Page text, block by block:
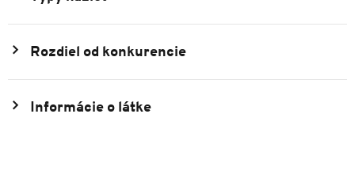
Rozdiel od konkurencie
Informácie o látke